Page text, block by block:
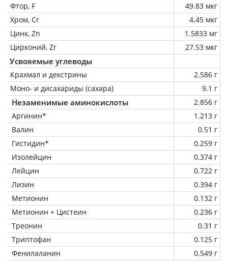
Фтор, F
49.83 мкг
Хром, Cr
4.45 мкг
Цинк, Zn
1.5833 мг
Цирконий, Zr
27.53 мкг
Усвояемые углеводы
Крахмал и декстрины
2.586 г
Моно- и дисахариды (сахара)
9.1 г
Незаменимые аминокислоты
2.856 г
Аргинин*
1.213 г
Валин
0.51 г
Гистидин*
0.259 г
Изолейцин
0.374 г
Лейцин
0.722 г
Лизин
0.394 г
Метионин
0.132 г
Метионин + Цистеин
0.236 г
Треонин
0.31 г
Триптофан
0.125 г
Фенилаланин
0.549 г